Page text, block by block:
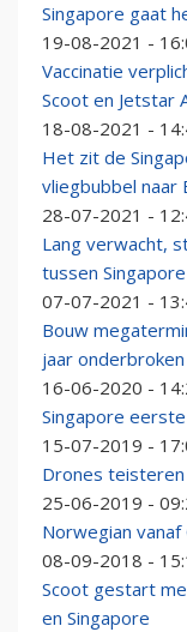
Singapore gaat
19-08-2021 -
Vaccinatie
Scoot en Jetstar
18-08-2021 -
Het zit de
vliegbubbel naar
28-07-2021 -
Lang verwacht,
tussen
07-07-2021 -
Bouw
jaar onderbroken
16-06-2020 -
Singapore
15-07-2019 -
Drones teisteren
25-06-2019 -
Norwegian vanaf
08-09-2018 -
Scoot gestart
en Singapore